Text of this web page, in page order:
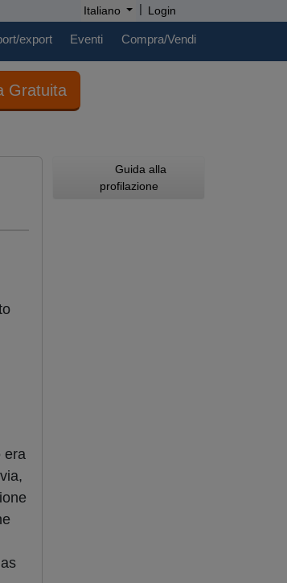
Italiano | Login
export Eventi Compra/Vendi
Gratuita
era
Guida alla
profilazione